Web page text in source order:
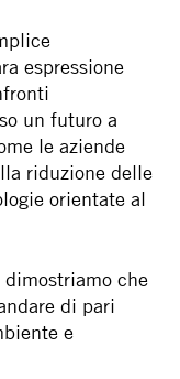
espressione
un futuro a
le aziende
riduzione delle
orientate al
dimostriamo che
di pari
e